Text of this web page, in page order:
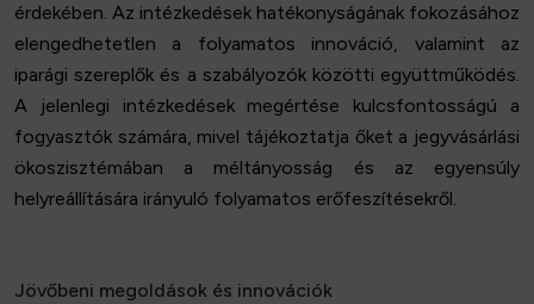
érdekében. Az intézkedések hatékonyságának fokozásához
elengedhetetlen a folyamatos innováció, valamint az
iparági szereplők és a szabályozók közötti együttműködés.
A jelenlegi intézkedések megértése kulcsfontosságú a
fogyasztók számára, mivel tájékoztatja őket a jegyvásárlási
ökoszisztémában a méltányosság és az egyensúly
helyreállítására irányuló folyamatos erőfeszítésekről.
Jövőbeni megoldások és innovációk